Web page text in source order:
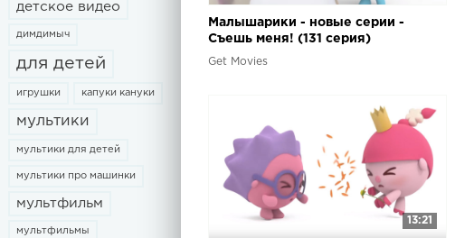
детское видео
димдимыч
для детей
игрушки капуки кануки
мультики
мультики для детей
мультики про машинки
мультфильм
мультфильмы
Малышарики - новые серии -
Съешь меня! (131 серия)
Развивающие мультики для самых
Get Movies
13:21